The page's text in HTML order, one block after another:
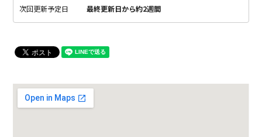
次回更新予定日 最終更新日から約2週間